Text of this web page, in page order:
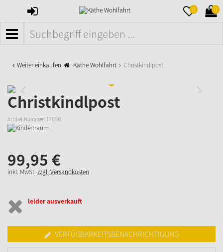
ANMELDEN 0 0
MENÜ
Weiter einkaufen Käthe Wohlfahrt Christkindlpost
Christkindlpost
Artikel-Nummer: 121093
99,95 €
inkl. MwSt. zzgl. Versandkosten
leider ausverkauft
VERFÜGBARKEITSBENACHRICHTIGUNG